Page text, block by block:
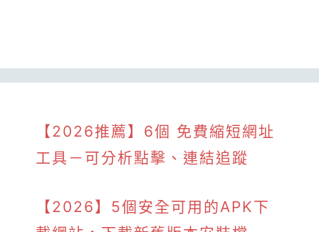
【2026推薦】6個 免費縮短網址
工具－可分析點擊、連結追蹤
【2026】5個安全可用的APK下